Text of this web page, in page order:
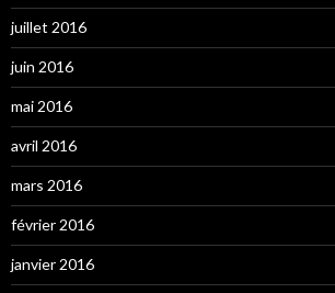
juillet 2016
juin 2016
mai 2016
avril 2016
mars 2016
février 2016
janvier 2016